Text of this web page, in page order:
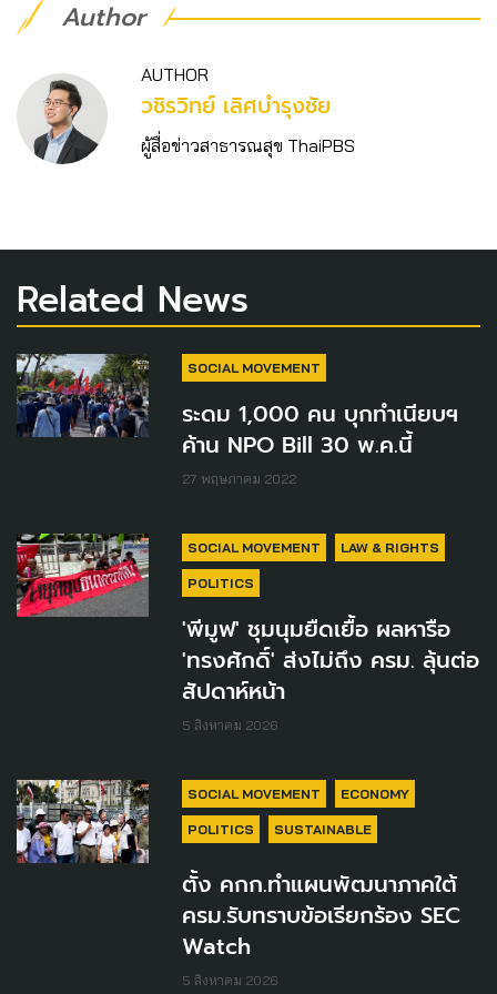
Author
AUTHOR
วชิร​วิทย์​ เลิศบำรุงชัย
ผู้สื่อข่าวสาธารณสุข ThaiPBS
Related News
SOCIAL MOVEMENT
ระดม 1,000 คน บุกทำเนียบฯ
ค้าน NPO Bill 30 พ.ค.นี้
27 พฤษภาคม 2022
SOCIAL MOVEMENT LAW & RIGHTS
POLITICS
'พีมูฟ' ชุมนุมยืดเยื้อ ผลหารือ
'ทรงศักดิ์' ส่งไม่ถึง ครม. ลุ้นต่อ
สัปดาห์หน้า
5 สิงหาคม 2026
SOCIAL MOVEMENT ECONOMY
POLITICS SUSTAINABLE
ตั้ง คกก.ทำแผนพัฒนาภาคใต้
ครม.รับทราบข้อเรียกร้อง SEC
Watch
5 สิงหาคม 2026